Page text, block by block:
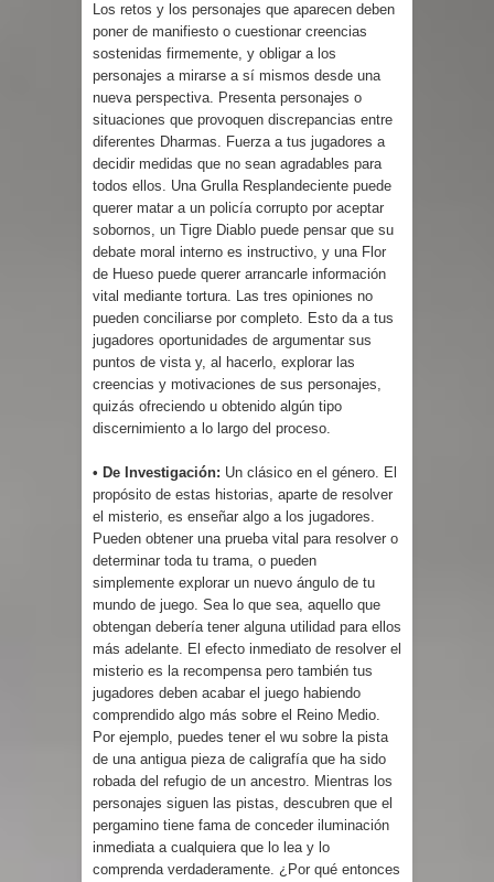
Los retos y los personajes que aparecen deben
poner de manifiesto o cuestionar creencias
sostenidas firmemente, y obligar a los
personajes a mirarse a sí mismos desde una
nueva perspectiva. Presenta personajes o
situaciones que provoquen discrepancias entre
diferentes Dharmas. Fuerza a tus jugadores a
decidir medidas que no sean agradables para
todos ellos. Una Grulla Resplandeciente puede
querer matar a un policía corrupto por aceptar
sobornos, un Tigre Diablo puede pensar que su
debate moral interno es instructivo, y una Flor
de Hueso puede querer arrancarle información
vital mediante tortura. Las tres opiniones no
pueden conciliarse por completo. Esto da a tus
jugadores oportunidades de argumentar sus
puntos de vista y, al hacerlo, explorar las
creencias y motivaciones de sus personajes,
quizás ofreciendo u obtenido algún tipo
discernimiento a lo largo del proceso.
• De Investigación: Un clásico en el género. El
propósito de estas historias, aparte de resolver
el misterio, es enseñar algo a los jugadores.
Pueden obtener una prueba vital para resolver o
determinar toda tu trama, o pueden
simplemente explorar un nuevo ángulo de tu
mundo de juego. Sea lo que sea, aquello que
obtengan debería tener alguna utilidad para ellos
más adelante. El efecto inmediato de resolver el
misterio es la recompensa pero también tus
jugadores deben acabar el juego habiendo
comprendido algo más sobre el Reino Medio.
Por ejemplo, puedes tener el wu sobre la pista
de una antigua pieza de caligrafía que ha sido
robada del refugio de un ancestro. Mientras los
personajes siguen las pistas, descubren que el
pergamino tiene fama de conceder iluminación
inmediata a cualquiera que lo lea y lo
comprenda verdaderamente. ¿Por qué entonces